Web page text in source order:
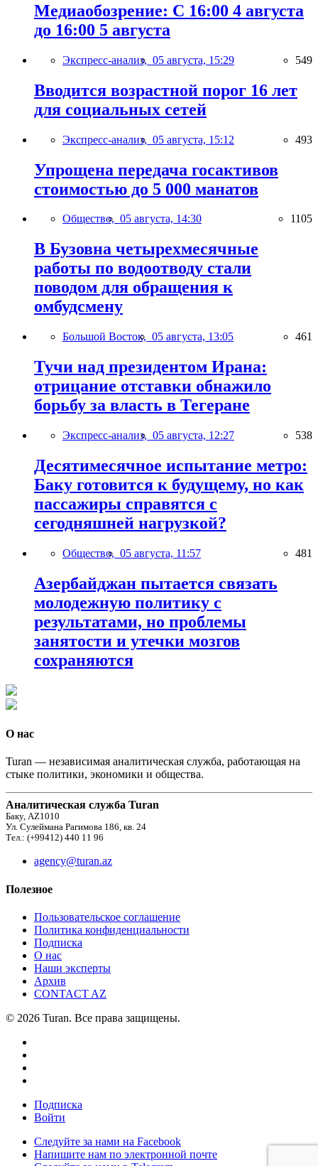
Медиаобозрение: С 16:00 4 августа
до 16:00 5 августа
Экспресс-анализ, 05 августа, 15:29 549
Вводится возрастной порог 16 лет
для социальных сетей
Экспресс-анализ, 05 августа, 15:12 493
Упрощена передача госактивов
стоимостью до 5 000 манатов
Общество, 05 августа, 14:30 1105
В Бузовна четырехмесячные
работы по водоотводу стали
поводом для обращения к
омбудсмену
Большой Восток, 05 августа, 13:05 461
Тучи над президентом Ирана:
отрицание отставки обнажило
борьбу за власть в Тегеране
Экспресс-анализ, 05 августа, 12:27 538
Десятимесячное испытание метро:
Баку готовится к будущему, но как
пассажиры справятся с
сегодняшней нагрузкой?
Общество, 05 августа, 11:57 481
Азербайджан пытается связать
молодежную политику с
результатами, но проблемы
занятости и утечки мозгов
сохраняются
О нас
Turan — независимая аналитическая служба, работающая на
стыке политики, экономики и общества.
Аналитическая служба Turan
Баку, AZ1010
Ул. Сулеймана Рагимова 186, кв. 24
Тел.: (+99412) 440 11 96
agency@turan.az
Полезное
Пользовательское соглашение
Политика конфиденциальности
Подписка
О нас
Наши эксперты
Архив
CONTACT AZ
© 2026 Turan. Все права защищены.
Подписка
Войти
Следуйте за нами на Facebook
Напишите нам по электронной почте